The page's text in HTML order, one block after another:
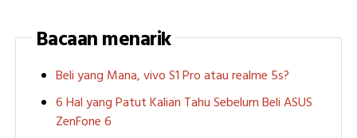
Bacaan menarik
Beli yang Mana, vivo S1 Pro atau realme 5s?
6 Hal yang Patut Kalian Tahu Sebelum Beli ASUS
ZenFone 6